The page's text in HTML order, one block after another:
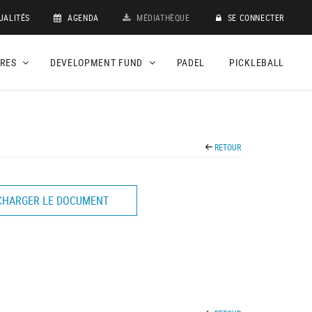
AGENDA MÉDIATHÈQUE SE CONNECTER
DEVELOPMENT FUND PADEL PICKLEBALL
RETOUR
LE DOCUMENT